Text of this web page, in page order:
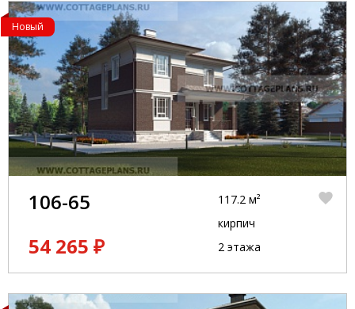
Новый
106-65
54 265 ₽
117.2 м²
кирпич
2 этажа